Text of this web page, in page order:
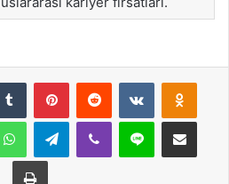
Tumblr PinterestReddit VKontakte
WhatsAppTelegramViber Line E-Posta ile
Yazdır